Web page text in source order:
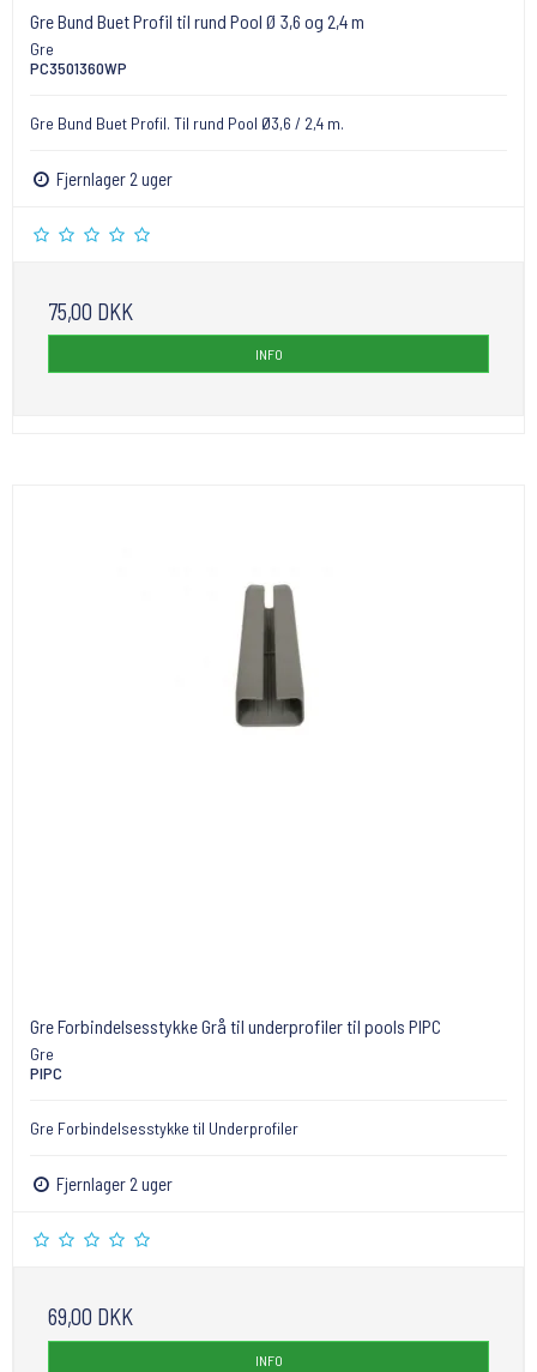
Gre Bund Buet Profil til rund Pool Ø 3,6 og 2,4 m
Gre
PC3501360WP
Gre Bund Buet Profil. Til rund Pool Ø3,6 / 2,4 m.
Fjernlager 2 uger
75,00 DKK
INFO
Gre Forbindelsesstykke Grå til underprofiler til pools PIPC
Gre
PIPC
Gre Forbindelsesstykke til Underprofiler
Fjernlager 2 uger
69,00 DKK
INFO